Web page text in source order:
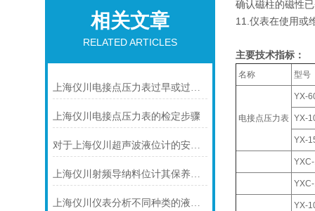
相关文章
RELATED ARTICLES
上海仪川电接点压力表过早或过晚发生信号
上海仪川电接点压力表的检定步骤
对于上海仪川超声波液位计的安装原理你可知晓！
上海仪川射频导纳料位计其保养是很有讲究的
上海仪川仪表分析不同种类的液位变送器
确认磁柱的磁性
11.仪表在使用或
主要技术指标：
名称 型号
电接点压力表
YX-
YX-
YX-
YX-